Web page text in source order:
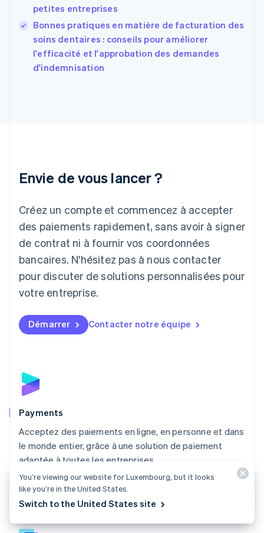
petites entreprises
Bonnes pratiques en matière de facturation des
soins dentaires : conseils pour améliorer
l'efficacité et l'approbation des demandes
d'indemnisation
Envie de vous lancer ?
Créez un compte et commencez à accepter
des paiements rapidement, sans avoir à signer
de contrat ni à fournir vos coordonnées
bancaires. N'hésitez pas à nous contacter
pour discuter de solutions personnalisées pour
votre entreprise.
Démarrer Contacter notre équipe
Payments
Acceptez des paiements en ligne, en personne et dans
le monde entier, grâce à une solution de paiement
adaptée à toutes les entreprises.
Découvrir Payments
English Svenska
FrançaisEnglish
Gibraltar
English
Grèce
Japon
Lettonie
English
Liechtenstein
DeutschEnglish
Lituanie
Luxembourg
FrançaisDeutschEnglish
English简体中文
Malte
Norvège
English
English
NederlandsEnglish
Pologne
English
Português English
R.A.S. de Hong Kong, Chine
English 简体中文
République tchèque
You’re viewing our website for Luxembourg, but it looks
like you’re in the United States.
Switch to the United States site